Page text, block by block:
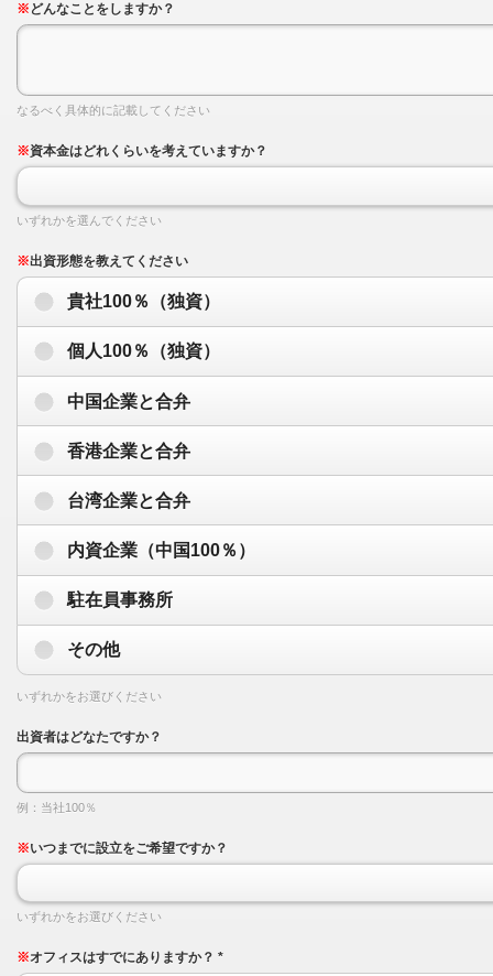
※ どんなことをしますか？
なるべく具体的に記載してください
※資本金はどれくらいを考えていますか？
いずれかを選んでください
※出資形態を教えてください
貴社100％（独資）
個人100％（独資）
中国企業と合弁
香港企業と合弁
台湾企業と合弁
内資企業（中国100％）
駐在員事務所
その他
いずれかをお選びください
出資者はどなたですか？
例：当社100％
※いつまでに設立をご希望ですか？
いずれかをお選びください
※オフィスはすでにありますか？ *